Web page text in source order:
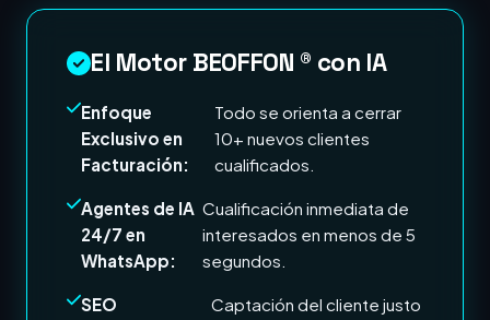
El Motor BEOFFON ® con IA
Enfoque
Exclusivo en
Facturación:
Todo se orienta a cerrar
10+ nuevos clientes
cualificados.
Agentes de IA
24/7 en
WhatsApp:
Cualificación inmediata de
interesados en menos de 5
segundos.
SEO
Captación del cliente justo